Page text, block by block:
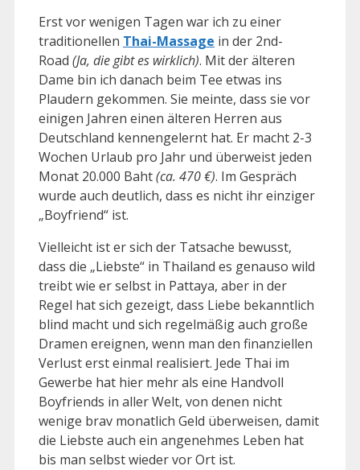
Erst vor wenigen Tagen war ich zu einer
traditionellen Thai-Massage in der 2nd-
Road (Ja, die gibt es wirklich). Mit der älteren
Dame bin ich danach beim Tee etwas ins
Plaudern gekommen. Sie meinte, dass sie vor
einigen Jahren einen älteren Herren aus
Deutschland kennengelernt hat. Er macht 2-3
Wochen Urlaub pro Jahr und überweist jeden
Monat 20.000 Baht(ca. 470 €). Im Gespräch
wurde auch deutlich, dass es nicht ihr einziger
„Boyfriend“ ist.
Vielleicht ist er sich der Tatsache bewusst,
dass die „Liebste“ in Thailand es genauso wild
treibt wie er selbst in Pattaya, aber in der
Regel hat sich gezeigt, dass Liebe bekanntlich
blind macht und sich regelmäßig auch große
Dramen ereignen, wenn man den finanziellen
Verlust erst einmal realisiert. Jede Thai im
Gewerbe hat hier mehr als eine Handvoll
Boyfriends in aller Welt, von denen nicht
wenige brav monatlich Geld überweisen, damit
die Liebste auch ein angenehmes Leben hat
bis man selbst wieder vor Ort ist.